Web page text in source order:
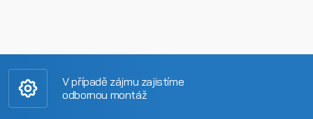
V případě zájmu zajistíme
odbornou montáž